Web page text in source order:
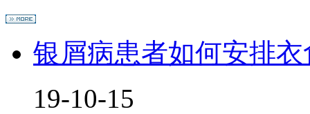
银屑病患者如何安排
19-10-15